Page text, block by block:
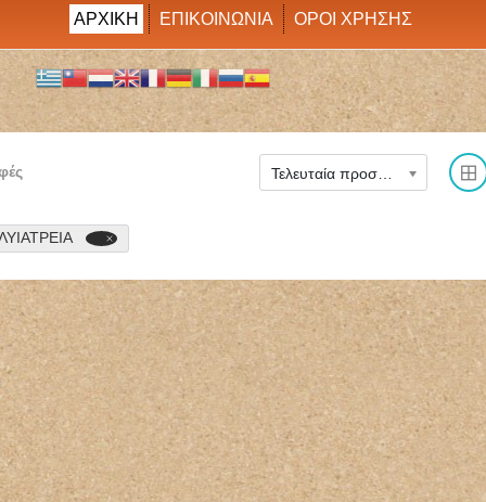
ΑΡΧΙΚΗ ΕΠΙΚΟΙΝΩΝΙΑ ΟΡΟΙ ΧΡΗΣΗΣ
Τελευταία προστέθηκε
ΜΙΚΡΟΒΙΟΛΟΓΟΣ
ΒΙΟΠΑΘΟΛΟΓΟΣ
ΜΙΚΡΟΒΙΟΛΟΓΙΚΟ
ΕΡΓΑΣΤΗΡΙΟ BIOLAB
ΤΗΝΟΣ ΠΑΠΑΔΟΠΟΥΛΟΥ
ΘΕΟΔΩΡΑ
ΝΕΥΡΟΧΕΙΡΟΥΡΓΟΣ
ΧΕΙΡΟΥΡΓΟΣ
ΣΠΟΝΔΥΛΙΚΗΣ ΣΤΗΛΗΣ
ΧΑΪΔΑΡΙ ΑΤΤΙΚΗ
ΔΗΜΟΓΕΡΟΝΤΑΣ
ΓΕΩΡΓΙΟΣ